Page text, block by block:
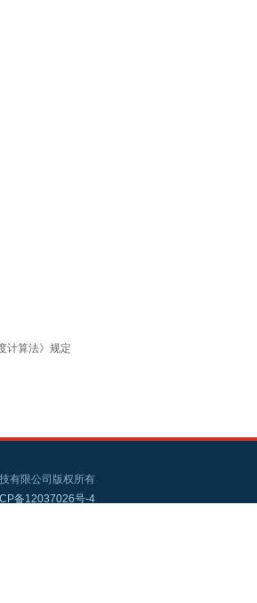
计算法》规定
有限公司版权所有
备12037026号-4